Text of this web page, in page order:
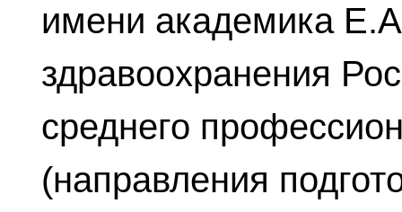
имени академика
здравоохранения
среднего
(направления